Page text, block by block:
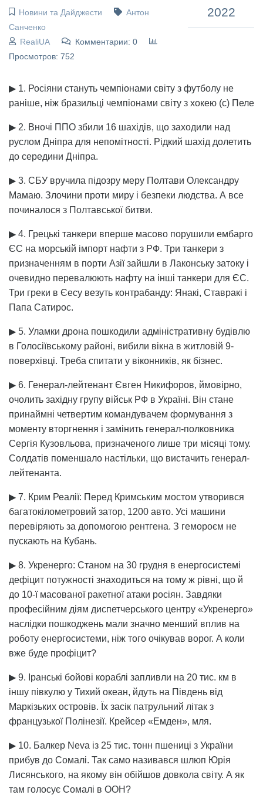
Новини та Дайджести
Антон
Санченко
RealiUA
Комментарии: 0
Просмотров: 752
2022
▶ 1. Росіяни стануть чемпіонами світу з футболу не
раніше, ніж бразильці чемпіонами світу з хокею (с) Пеле
▶ 2. Вночі ППО збили 16 шахідів, що заходили над
руслом Дніпра для непомітності. Рідкий шахід долетить
до середини Дніпра.
▶ 3. СБУ вручила підозру меру Полтави Олександру
Мамаю. Злочини проти миру і безпеки людства. А все
починалося з Полтавської битви.
▶ 4. Грецькі танкери вперше масово порушили ембарго
ЄС на морській імпорт нафти з РФ. Три танкери з
призначенням в порти Азії зайшли в Лаконську затоку і
очевидно перевалюють нафту на інші танкери для ЄС.
Три греки в Єесу везуть контрабанду: Янакі, Ставракі і
Папа Сатирос.
▶ 5. Уламки дрона пошкодили адміністративну будівлю
в Голосіївському районі, вибили вікна в житловій 9-
поверхівці. Треба спитати у віконників, як бізнес.
▶ 6. Генерал-лейтенант Євген Никифоров, ймовірно,
очолить західну групу військ РФ в Україні. Він стане
принаймні четвертим командувачем формування з
моменту вторгнення і замінить генерал-полковника
Сергія Кузовльова, призначеного лише три місяці тому.
Солдатів поменшало настільки, що вистачить генерал-
лейтенанта.
▶ 7. Крим Реалії: Перед Кримським мостом утворився
багатокілометровий затор, 1200 авто. Усі машини
перевіряють за допомогою рентгена. З гемороєм не
пускають на Кубань.
▶ 8. Укренерго: Станом на 30 грудня в енергосистемі
дефіцит потужності знаходиться на тому ж рівні, що й
до 10-ї масованої ракетної атаки росіян. Завдяки
професійним діям диспетчерського центру «Укренерго»
наслідки пошкоджень мали значно менший вплив на
роботу енергосистеми, ніж того очікував ворог. А коли
вже буде профіцит?
▶ 9. Іранські бойові кораблі запливли на 20 тис. км в
іншу півкулю у Тихий океан, йдуть на Південь від
Маркізьких островів. Їх засік патрульний літак з
французької Полінезії. Крейсер «Емден», мля.
▶ 10. Балкер Neva із 25 тис. тонн пшениці з України
прибув до Сомалі. Так само називався шлюп Юрія
Лисянського, на якому він обійшов довкола світу. А як
там голосує Сомалі в ООН?